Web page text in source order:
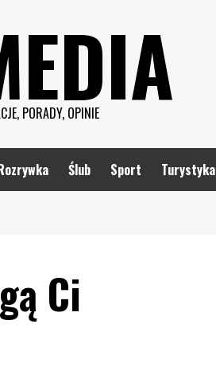
PORADY, OPINIE
Ślub Sport Turystyka
Ci